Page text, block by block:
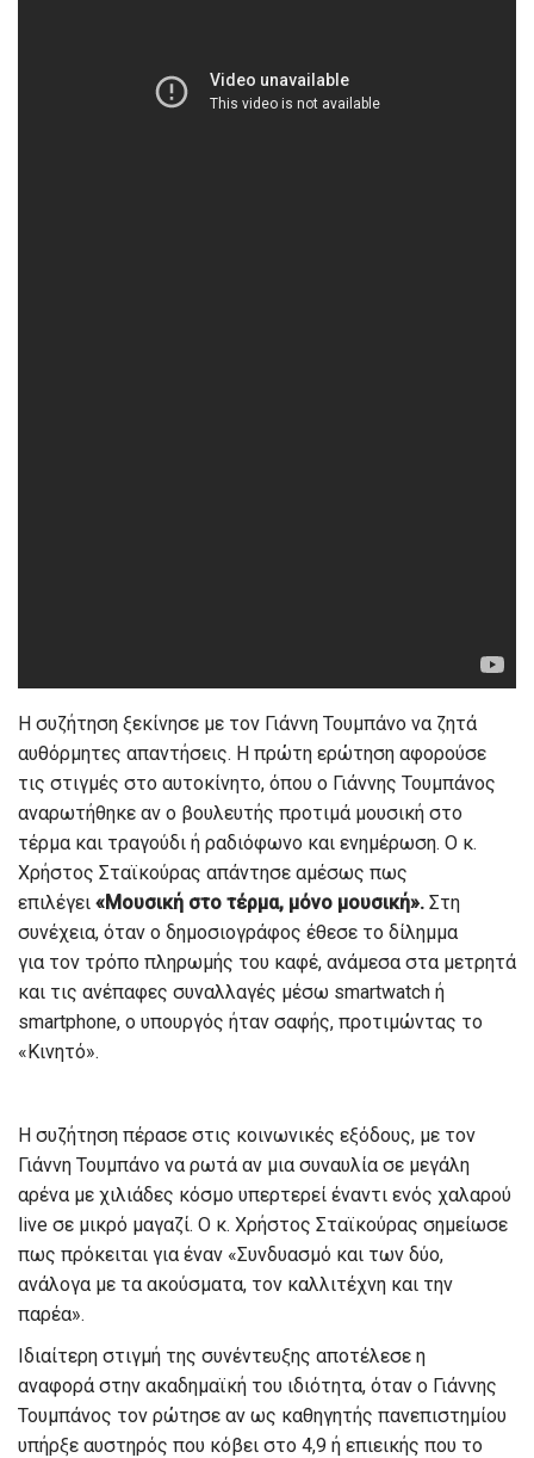
Η συζήτηση ξεκίνησε με τον Γιάννη Τουμπάνο να ζητά
αυθόρμητες απαντήσεις. Η πρώτη ερώτηση αφορούσε
τις στιγμές στο αυτοκίνητο, όπου ο Γιάννης Τουμπάνος
αναρωτήθηκε αν ο βουλευτής προτιμά μουσική στο
τέρμα και τραγούδι ή ραδιόφωνο και ενημέρωση. Ο κ.
Χρήστος Σταϊκούρας απάντησε αμέσως πως
επιλέγει «Μουσική στο τέρμα, μόνο μουσική». Στη
συνέχεια, όταν ο δημοσιογράφος έθεσε το δίλημμα
για τον τρόπο πληρωμής του καφέ, ανάμεσα στα μετρητά
και τις ανέπαφες συναλλαγές μέσω smartwatch ή
smartphone, ο υπουργός ήταν σαφής, προτιμώντας το
«Κινητό».
Η συζήτηση πέρασε στις κοινωνικές εξόδους, με τον
Γιάννη Τουμπάνο να ρωτά αν μια συναυλία σε μεγάλη
αρένα με χιλιάδες κόσμο υπερτερεί έναντι ενός χαλαρού
live σε μικρό μαγαζί. Ο κ. Χρήστος Σταϊκούρας σημείωσε
πως πρόκειται για έναν «Συνδυασμό και των δύο,
ανάλογα με τα ακούσματα, τον καλλιτέχνη και την
παρέα».
Ιδιαίτερη στιγμή της συνέντευξης αποτέλεσε η
αναφορά στην ακαδημαϊκή του ιδιότητα, όταν ο Γιάννης
Τουμπάνος τον ρώτησε αν ως καθηγητής πανεπιστημίου
υπήρξε αυστηρός που κόβει στο 4,9 ή επιεικής που το